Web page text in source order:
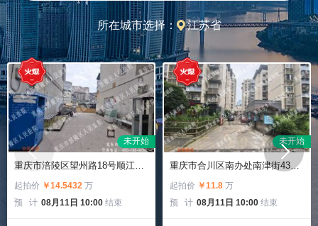
所在城市选择： 江苏省
重庆市涪陵区望州路18号顺江花园听江苑H幢3-7-2房屋及室内可移动家具家电
起拍价 ￥14.5432 万
预 计 08月11日 10:00 结束
未开始
重庆市合川区南办处南津街430号2幢1单元7-4（渝丰小区）
起拍价 ￥11.8 万
预 计 08月11日 10:00 结束
未开始